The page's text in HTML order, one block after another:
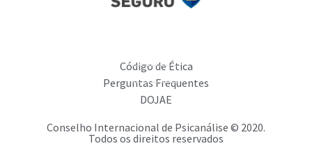
Código de Ética
Perguntas Frequentes
DOJAE
Conselho Internacional de Psicanálise © 2020.
Todos os direitos reservados